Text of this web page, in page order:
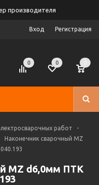
производителя
Вход Регистрация
0 0
работ
-
Наконечник сварочный MZ
MZ d6,0мм ПТК